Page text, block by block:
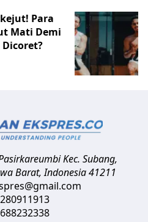
Para
Mati Demi
Dicoret?
Kec. Subang,
Barat,Indonesia41211